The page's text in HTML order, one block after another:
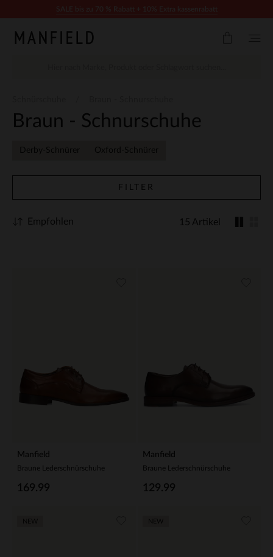
Braun - Schnurschuhe
Derby-Schnürer Oxford-Schnürer
FILTER
15 Artikel
Empfohlen
Manfield
Braune Lederschnürschuhe
169.99
Manfield
Braune Lederschnürschuhe
129.99